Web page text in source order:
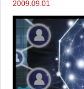
2009.09.01